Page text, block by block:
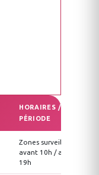
HORAIRES /
PÉRIODE
Zones surveillées :
avant 10h / après
19h